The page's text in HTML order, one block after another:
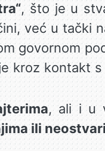
, što je u
već u tački
govornom
kroz kontakt
, ali i u
ili